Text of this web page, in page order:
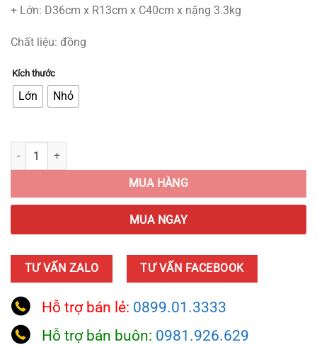
+ Lớn: D36cm x R13cm x C40cm x nặng 3.3kg
Chất liệu: đồng
Kích thước
Lớn Nhỏ
Hươu Hoa Anh Đào Để Bàn quantity
MUA HÀNG
MUA NGAY
TƯ VẤN ZALO TƯ VẤN FACEBOOK
Hỗ trợ bán lẻ: 0899.01.3333
Hỗ trợ bán buôn: 0981.926.629